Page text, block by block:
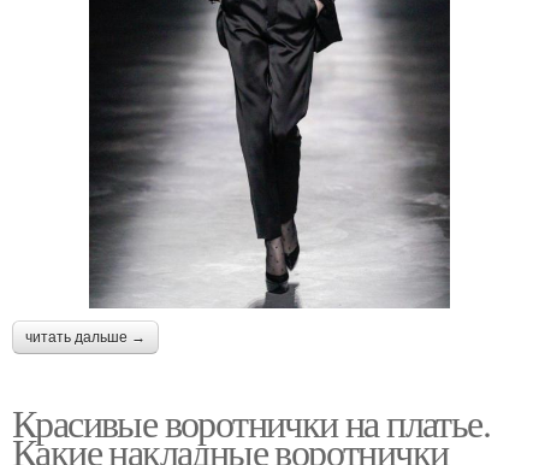
читать дальше →
Красивые воротнички на платье.
Какие накладные воротнички